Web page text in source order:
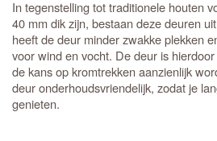
In tegenstelling tot traditionele houten
40 mm dik zijn, bestaan deze deuren
heeft de deur minder zwakke plekken
voor wind en vocht. De deur is
de kans op kromtrekken aanzienlijk
deur onderhoudsvriendelijk, zodat je
genieten.